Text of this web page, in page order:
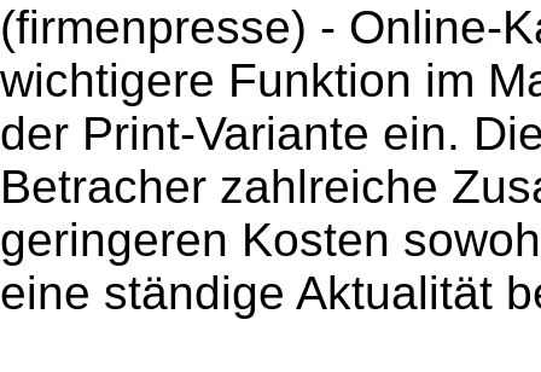
(firmenpresse) - Online-
wichtigere Funktion im
der Print-Variante ein.
Betracher zahlreiche
geringeren Kosten
eine ständige Aktualität